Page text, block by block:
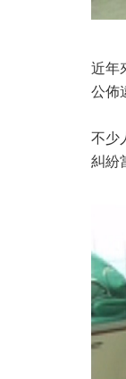
近年
公佈
不少
糾紛